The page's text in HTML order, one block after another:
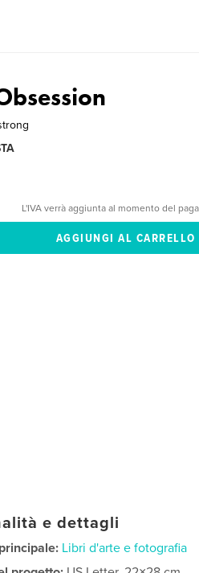
L'IVA verrà aggiunta al momento del
e dettagli
Libri d'arte e fotografia